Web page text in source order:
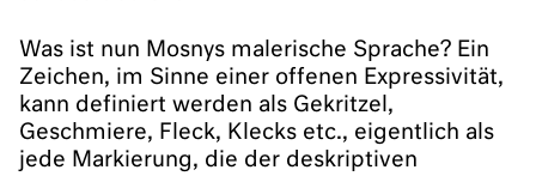
Was ist nun Mosnys malerische Sprache? Ein
Zeichen, im Sinne einer offenen Expressivität,
kann definiert werden als Gekritzel,
Geschmiere, Fleck, Klecks etc., eigentlich als
jede Markierung, die der deskriptiven